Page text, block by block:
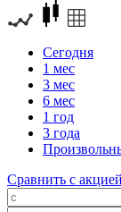
Сегодня
1 мес
3 мес
6 мес
1 год
3 года
Сравнить с